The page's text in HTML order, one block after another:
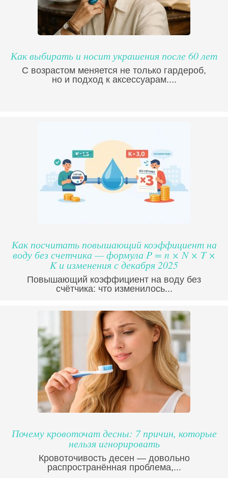
Как выбирать и носит украшения после 60 лет
С возрастом меняется не только гардероб,
но и подход к аксессуарам....
Как посчитать повышающий коэффициент на
воду без счетчика — формула P = n × N × T ×
K и изменения с декабря 2025
Повышающий коэффициент на воду без
счётчика: что изменилось...
Почему кровоточат десны: 7 причин, которые
нельзя игнорировать
Кровоточивость десен — довольно
распространённая проблема,...